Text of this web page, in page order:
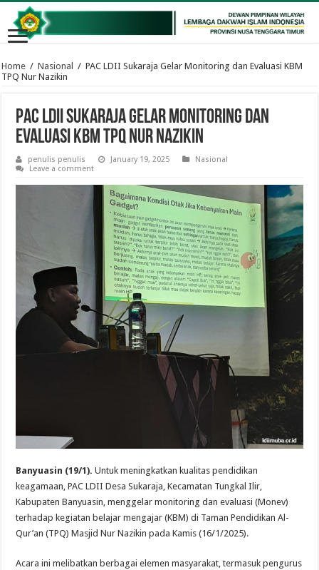
Home / Nasional / PAC LDII Sukaraja Gelar Monitoring dan Evaluasi KBM
TPQ Nur Nazikin
PAC LDII Sukaraja Gelar Monitoring dan
Evaluasi KBM TPQ Nur Nazikin
penulis penulis January 19, 2025
Nasional
Leave a comment
Banyuasin (19/1).Untuk meningkatkan kualitas pendidikan
keagamaan, PAC LDII Desa Sukaraja, Kecamatan Tungkal Ilir,
Kabupaten Banyuasin, menggelar monitoring dan evaluasi (Monev)
terhadap kegiatan belajar mengajar (KBM) di Taman Pendidikan Al-
Qur’an (TPQ) Masjid Nur Nazikin pada Kamis (16/1/2025).
Acara ini melibatkan berbagai elemen masyarakat, termasuk pengurus